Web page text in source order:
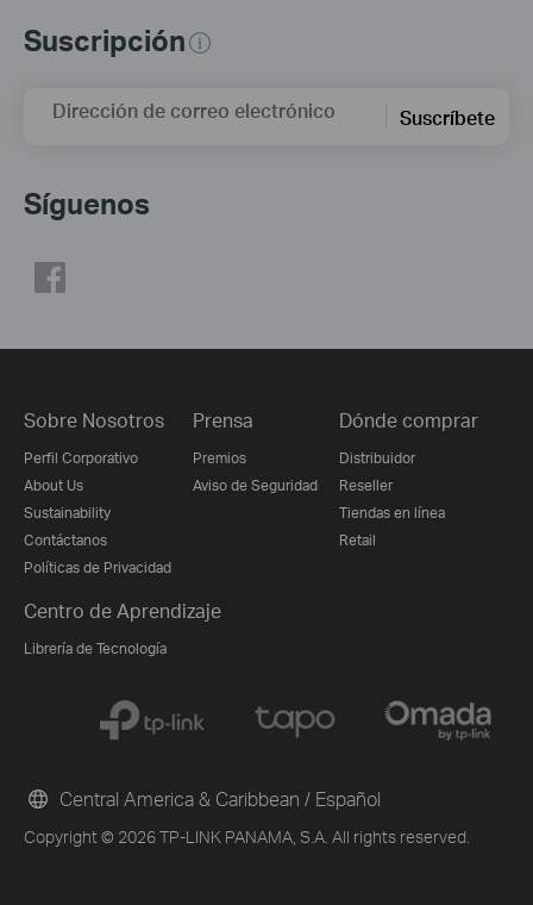
Suscripción
Dirección de correo electrónico Suscríbete
Síguenos
Sobre Nosotros
Perfil Corporativo
About Us
Sustainability
Contáctanos
Políticas de Privacidad
Prensa
Premios
Aviso de Seguridad
Dónde comprar
Distribuidor
Reseller
Tiendas en línea
Retail
Centro de Aprendizaje
Librería de Tecnología
Copyright © 2026 TP-LINK PANAMA, S.A. All rights reserved.
Central America & Caribbean / Español